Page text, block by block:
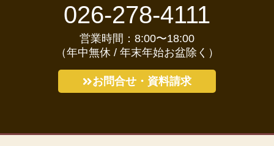
026-278-4111
営業時間：8:00〜18:00
（年中無休 / 年末年始お盆除く）
お問合せ・資料請求